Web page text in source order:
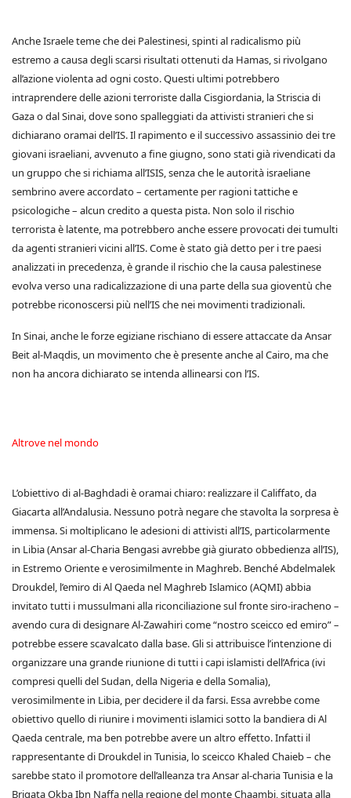
Anche Israele teme che dei Palestinesi, spinti al radicalismo più
estremo a causa degli scarsi risultati ottenuti da Hamas, si rivolgano
all’azione violenta ad ogni costo. Questi ultimi potrebbero
intraprendere delle azioni terroriste dalla Cisgiordania, la Striscia di
Gaza o dal Sinai, dove sono spalleggiati da attivisti stranieri che si
dichiarano oramai dell’IS. Il rapimento e il successivo assassinio dei tre
giovani israeliani, avvenuto a fine giugno, sono stati già rivendicati da
un gruppo che si richiama all’ISIS, senza che le autorità israeliane
sembrino avere accordato – certamente per ragioni tattiche e
psicologiche – alcun credito a questa pista. Non solo il rischio
terrorista è latente, ma potrebbero anche essere provocati dei tumulti
da agenti stranieri vicini all’IS. Come è stato già detto per i tre paesi
analizzati in precedenza, è grande il rischio che la causa palestinese
evolva verso una radicalizzazione di una parte della sua gioventù che
potrebbe riconoscersi più nell’IS che nei movimenti tradizionali.
In Sinai, anche le forze egiziane rischiano di essere attaccate da Ansar
Beit al-Maqdis, un movimento che è presente anche al Cairo, ma che
non ha ancora dichiarato se intenda allinearsi con l’IS.
Altrove nel mondo
L’obiettivo di al-Baghdadi è oramai chiaro: realizzare il Califfato, da
Giacarta all’Andalusia. Nessuno potrà negare che stavolta la sorpresa è
immensa. Si moltiplicano le adesioni di attivisti all’IS, particolarmente
in Libia (Ansar al-Charia Bengasi avrebbe già giurato obbedienza all’IS),
in Estremo Oriente e verosimilmente in Maghreb. Benché Abdelmalek
Droukdel, l’emiro di Al Qaeda nel Maghreb Islamico (AQMI) abbia
invitato tutti i mussulmani alla riconciliazione sul fronte siro-iracheno –
avendo cura di designare Al-Zawahiri come “nostro sceicco ed emiro” –
potrebbe essere scavalcato dalla base. Gli si attribuisce l’intenzione di
organizzare una grande riunione di tutti i capi islamisti dell’Africa (ivi
compresi quelli del Sudan, della Nigeria e della Somalia),
verosimilmente in Libia, per decidere il da farsi. Essa avrebbe come
obiettivo quello di riunire i movimenti islamici sotto la bandiera di Al
Qaeda centrale, ma ben potrebbe avere un altro effetto. Infatti il
rappresentante di Droukdel in Tunisia, lo sceicco Khaled Chaieb – che
sarebbe stato il promotore dell’alleanza tra Ansar al-charia Tunisia e la
Brigata Okba Ibn Naffa nella regione del monte Chaambi, situata alla